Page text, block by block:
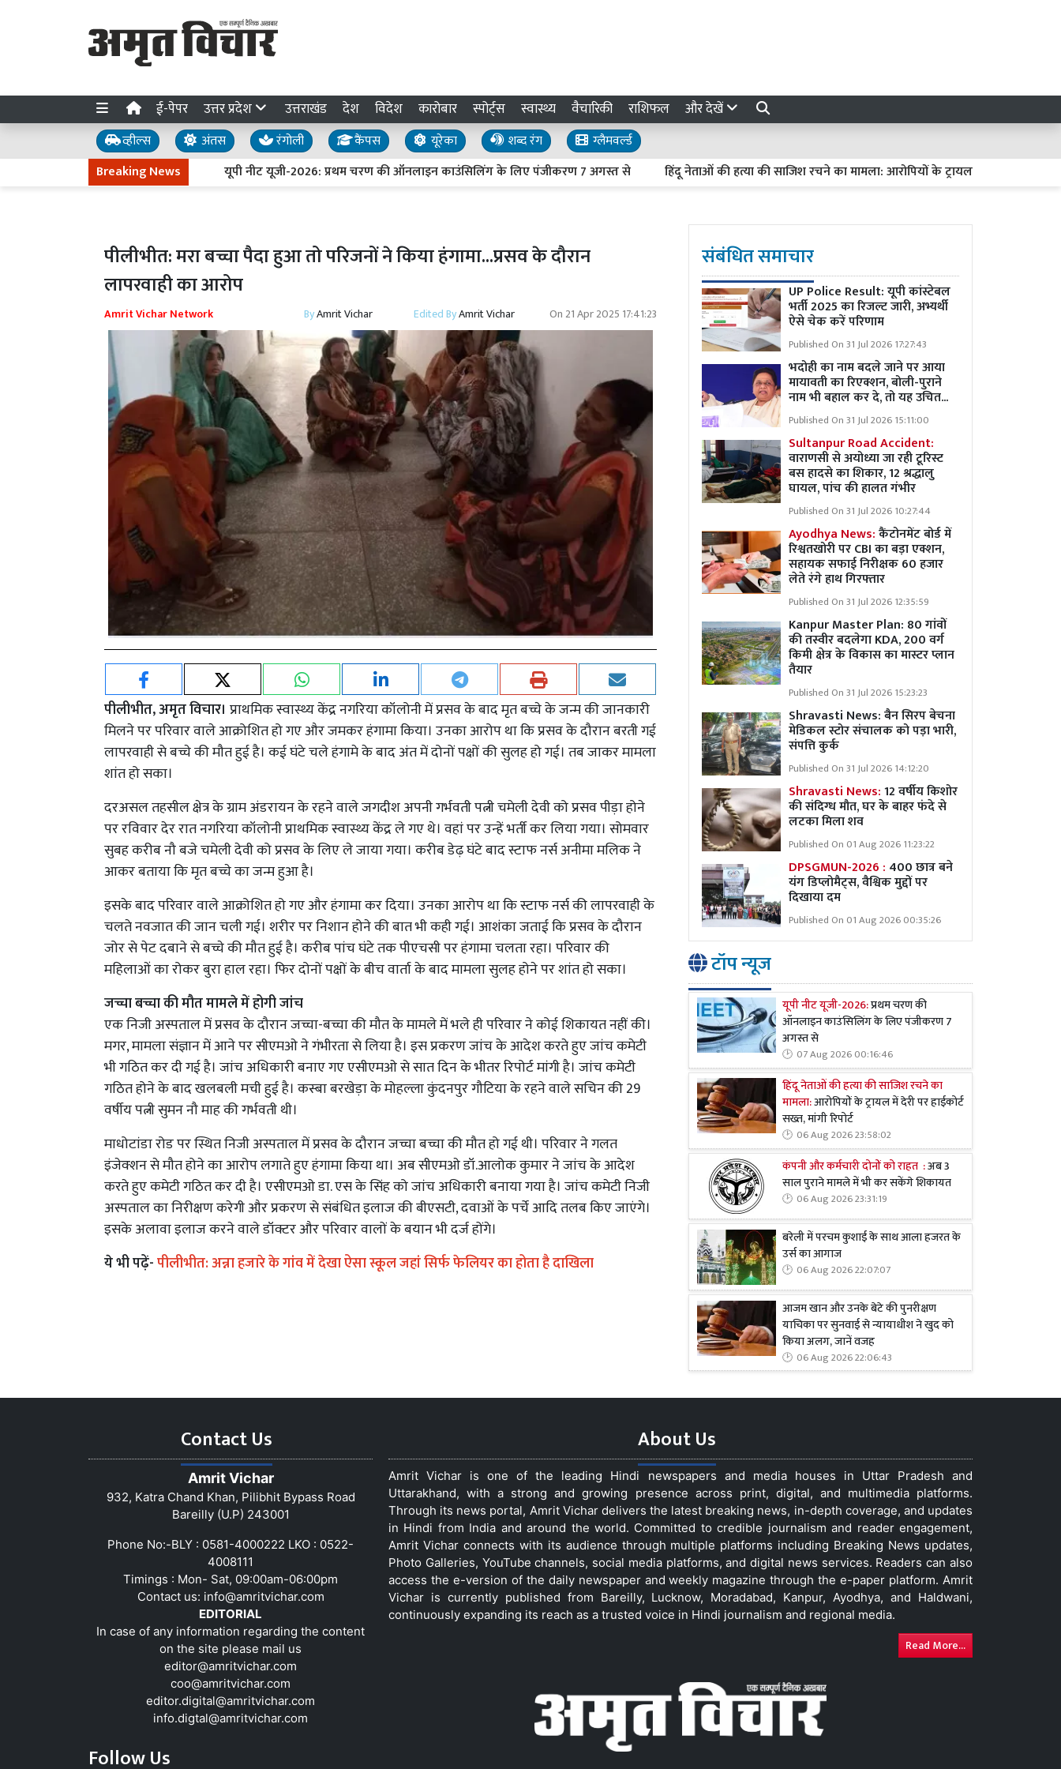
ई-पेपर उत्तर प्रदेश उत्तराखंड देश विदेश कारोबार स्पोर्ट्स स्वास्थ्य वैचारिकी राशिफल और देखें
व्हील्स अंतस रंगोली कैंपस यूरेका शब्द रंग
ग्लैमवर्ल्ड
Breaking News
यूपी नीट यूजी-2026: प्रथम चरण की ऑनलाइन काउंसिलिंग के लिए पंजीकरण 7 अगस्त से हिंदू नेताओं की हत्या की साजिश रचने का मामला: आरोपियों के ट्रायल में देरी पर हाईकोर्ट सख्त,
पीलीभीत: मरा बच्चा पैदा हुआ तो परिजनों ने किया हंगामा...प्रसव के दौरान
लापरवाही का आरोप
Amrit Vichar Network ByAmrit Vichar Edited ByAmrit Vichar On 21 Apr 2025 17:41:23
पीलीभीत, अमृत विचार। प्राथमिक स्वास्थ्य केंद्र नगरिया कॉलोनी में प्रसव के बाद मृत बच्चे के जन्म की जानकारी
मिलने पर परिवार वाले आक्रोशित हो गए और जमकर हंगामा किया। उनका आरोप था कि प्रसव के दौरान बरती गई
लापरवाही से बच्चे की मौत हुई है। कई घंटे चले हंगामे के बाद अंत में दोनों पक्षों की सुलह हो गई। तब जाकर मामला
शांत हो सका।
दरअसल तहसील क्षेत्र के ग्राम अंडरायन के रहने वाले जगदीश अपनी गर्भवती पत्नी चमेली देवी को प्रसव पीड़ा होने
पर रविवार देर रात नगरिया कॉलोनी प्राथमिक स्वास्थ्य केंद्र ले गए थे। वहां पर उन्हें भर्ती कर लिया गया। सोमवार
सुबह करीब नौ बजे चमेली देवी को प्रसव के लिए ले जाया गया। करीब डेढ़ घंटे बाद स्टाफ नर्स अनीमा मलिक ने
आकर बताया कि मृत बच्चे का जन्म हुआ है।
इसके बाद परिवार वाले आक्रोशित हो गए और हंगामा कर दिया। उनका आरोप था कि स्टाफ नर्स की लापरवाही के
चलते नवजात की जान चली गई। शरीर पर निशान होने की बात भी कही गई। आशंका जताई कि प्रसव के दौरान
जोर से पेट दबाने से बच्चे की मौत हुई है। करीब पांच घंटे तक पीएचसी पर हंगामा चलता रहा। परिवार की
महिलाओं का रोकर बुरा हाल रहा। फिर दोनों पक्षों के बीच वार्ता के बाद मामला सुलह होने पर शांत हो सका।
जच्चा बच्चा की मौत मामले में होगी जांच
एक निजी अस्पताल में प्रसव के दौरान जच्चा-बच्चा की मौत के मामले में भले ही परिवार ने कोई शिकायत नहीं की।
मगर, मामला संज्ञान में आने पर सीएमओ ने गंभीरता से लिया है। इस प्रकरण जांच के आदेश करते हुए जांच कमेटी
भी गठित कर दी गई है। जांच अधिकारी बनाए गए एसीएमओ से सात दिन के भीतर रिपोर्ट मांगी है। जांच कमेटी
गठित होने के बाद खलबली मची हुई है। कस्बा बरखेड़ा के मोहल्ला कुंदनपुर गौटिया के रहने वाले सचिन की 29
वर्षीय पत्नी सुमन नौ माह की गर्भवती थी।
माधोटांडा रोड पर स्थित निजी अस्पताल में प्रसव के दौरान जच्चा बच्चा की मौत हो गई थी। परिवार ने गलत
इंजेक्शन से मौत होने का आरोप लगाते हुए हंगामा किया था। अब सीएमओ डॉ.आलोक कुमार ने जांच के आदेश
करते हुए कमेटी गठित कर दी है। एसीएमओ डा. एस के सिंह को जांच अधिकारी बनाया गया है। जांच कमेटी निजी
अस्पताल का निरीक्षण करेगी और प्रकरण से संबंधित इलाज की बीएसटी, दवाओं के पर्चे आदि तलब किए जाएंगे।
इसके अलावा इलाज करने वाले डॉक्टर और परिवार वालों के बयान भी दर्ज होंगे।
ये भी पढ़ें-पीलीभीत: अन्ना हजारे के गांव में देखा ऐसा स्कूल जहां सिर्फ फेलियर का होता है दाखिला
संबंधित समाचार
UP Police Result: यूपी कांस्टेबल
भर्ती 2025 का रिजल्ट जारी, अभ्यर्थी
ऐसे चेक करें परिणाम
Published On 31 Jul 2026 17:27:43
भदोही का नाम बदले जाने पर आया
मायावती का रिएक्शन, बोली-पुराने
नाम भी बहाल कर दे, तो यह उचित...
Published On 31 Jul 2026 15:11:00
Sultanpur Road Accident:
वाराणसी से अयोध्या जा रही टूरिस्ट
बस हादसे का शिकार, 12 श्रद्धालु
घायल, पांच की हालत गंभीर
Published On 31 Jul 2026 10:27:44
Ayodhya News:कैंटोनमेंट बोर्ड में
रिश्वतखोरी पर CBI का बड़ा एक्शन,
सहायक सफाई निरीक्षक 60 हजार
लेते रंगे हाथ गिरफ्तार
Published On 31 Jul 2026 12:35:59
Kanpur Master Plan: 80 गांवों
की तस्वीर बदलेगा KDA, 200 वर्ग
किमी क्षेत्र के विकास का मास्टर प्लान
तैयार
Published On 31 Jul 2026 15:23:23
Shravasti News:बैन सिरप बेचना
मेडिकल स्टोर संचालक को पड़ा भारी,
संपत्ति कुर्क
Published On 31 Jul 2026 14:12:20
Shravasti News:12 वर्षीय किशोर
की संदिग्ध मौत, घर के बाहर फंदे से
लटका मिला शव
Published On 01 Aug 2026 11:23:22
DPSGMUN-2026 : 400 छात्र बने
यंग डिप्लोमैट्स, वैश्विक मुद्दों पर
दिखाया दम
Published On 01 Aug 2026 00:35:26
टॉप न्यूज
यूपी नीट यूजी-2026:प्रथम चरण की
ऑनलाइन काउंसिलिंग के लिए पंजीकरण 7
अगस्त से
07 Aug 2026 00:16:46
हिंदू नेताओं की हत्या की साजिश रचने का
मामला:आरोपियों के ट्रायल में देरी पर हाईकोर्ट
सख्त, मांगी रिपोर्ट
06 Aug 2026 23:58:02
कंपनी और कर्मचारी दोनों को राहत :अब 3
साल पुराने मामले में भी कर सकेंगे शिकायत
06 Aug 2026 23:31:19
बरेली में परचम कुशाई के साथ आला हजरत के
उर्स का आगाज
06 Aug 2026 22:07:07
आजम खान और उनके बेटे की पुनरीक्षण
याचिका पर सुनवाई से न्यायाधीश ने खुद को
किया अलग, जानें वजह
06 Aug 2026 22:06:43
Contact Us
Amrit Vichar
932, Katra Chand Khan, Pilibhit Bypass Road
Bareilly (U.P) 243001
Phone No:-BLY : 0581-4000222 LKO : 0522-
4008111
Timings : Mon- Sat, 09:00am-06:00pm
Contact us: info@amritvichar.com
EDITORIAL
In case of any information regarding the content
on the site please mail us
editor@amritvichar.com
coo@amritvichar.com
editor.digital@amritvichar.com
info.digtal@amritvichar.com
Follow Us
About Us
Amrit Vichar is one of the leading Hindi newspapers and media houses in Uttar Pradesh and
Uttarakhand, with a strong and growing presence across print, digital, and multimedia platforms.
Through its news portal, Amrit Vichar delivers the latest breaking news, in-depth coverage, and updates
in Hindi from India and around the world. Committed to credible journalism and reader engagement,
Amrit Vichar connects with its audience through multiple platforms including Breaking News updates,
Photo Galleries, YouTube channels, social media platforms, and digital news services. Readers can also
access the e-version of the daily newspaper and weekly magazine through the e-paper platform. Amrit
Vichar is currently published from Bareilly, Lucknow, Moradabad, Kanpur, Ayodhya, and Haldwani,
continuously expanding its reach as a trusted voice in Hindi journalism and regional media.
Read More...